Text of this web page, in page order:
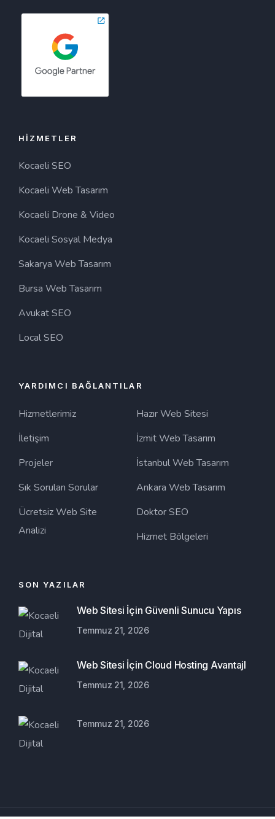
HIZMETLER
Kocaeli SEO
Kocaeli Web Tasarım
Kocaeli Drone & Video
Kocaeli Sosyal Medya
Sakarya Web Tasarım
Bursa Web Tasarım
Avukat SEO
Local SEO
YARDIMCI BAĞLANTILAR
Hizmetlerimiz
İletişim
Projeler
Sık Sorulan Sorular
Ücretsiz Web Site
Analizi
Hazır Web Sitesi
İzmit Web Tasarım
İstanbul Web Tasarım
Ankara Web Tasarım
Doktor SEO
Hizmet Bölgeleri
SON YAZILAR
Web Sitesi İçin Güvenli Sunucu Yapıs
Temmuz 21, 2026
Web Sitesi İçin Cloud Hosting Avantajl
Temmuz 21, 2026
Temmuz 21, 2026